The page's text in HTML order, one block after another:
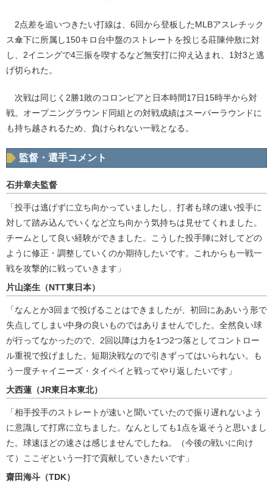
2点差を追いつきたい打線は、6回から登板したMLBアスレチック
ス傘下に所属し150キロ台中盤のストレートを投じる莊陳仲敖に対
し、2イニングで4三振を喫するなど無安打に抑え込まれ、1対3と逃
げ切られた。
次戦は同じく2勝1敗のコロンビアと日本時間17日15時半から対
戦。オープニングラウンド同組との対戦成績はスーパーラウンドに
も持ち越されるため、負けられない一戦となる。
監督・選手コメント
石井章夫監督
「投手は逃げずに立ち向かっていましたし、打者も球の速い投手に
対して踏み込んでいくなど立ち向かう気持ちは見せてくれました。
チームとして良い経験ができました。こうした投手陣に対してどの
ように修正・調整していくのか期待したいです。これからも一戦一
戦を攻撃的に戦っていきます」
片山楽生（NTT東日本）
「なんとか3回まで投げることはできましたが、初回にああいう形で
失点してしまい中身の良いものではありませんでした。全然良い球
が行ってなかったので、2回以降は力を1つ2つ落としてコントロー
ル重視で投げました。短期決戦なので引きずってはいられない。も
う一度チャイニーズ・タイペイと戦ってやり返したいです」
大西蓮（JR東日本東北）
「相手投手のストレートが速いと聞いていたので振り遅れないよう
に意識して打席に立ちました。なんとしても1点を返そうと思いまし
た。球速ほどの速さは感じませんでしたね。（今後の戦いに向け
て）ここぞという一打で貢献していきたいです」
齋田海斗（TDK）